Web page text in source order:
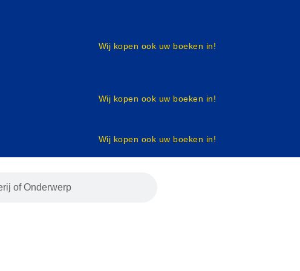
Wij kopen ook uw boeken in!
Wij kopen ook uw boeken in!
Wij kopen ook uw boeken in!